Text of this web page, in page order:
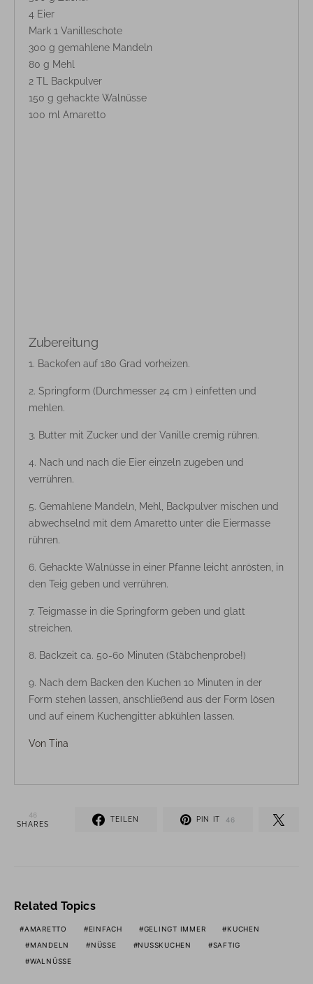
4 Eier
Mark 1 Vanilleschote
300 g gemahlene Mandeln
80 g Mehl
2 TL Backpulver
150 g gehackte Walnüsse
100 ml Amaretto
Zubereitung
Backofen auf 180 Grad vorheizen.
Springform (Durchmesser 24 cm ) einfetten und
mehlen.
Butter mit Zucker und der Vanille cremig rühren.
Nach und nach die Eier einzeln zugeben und
verrühren.
Gemahlene Mandeln, Mehl, Backpulver mischen und
abwechselnd mit dem Amaretto unter die Eiermasse
rühren.
Gehackte Walnüsse in einer Pfanne leicht anrösten, in
den Teig geben und verrühren.
Teigmasse in die Springform geben und glatt
streichen.
Backzeit ca. 50-60 Minuten (Stäbchenprobe!)
Nach dem Backen den Kuchen 10 Minuten in der
Form stehen lassen, anschließend aus der Form lösen
und auf einem Kuchengitter abkühlen lassen.
Von Tina
46
SHARES
TEILEN PIN IT 46
Related Topics
AMARETTO EINFACH GELINGT IMMER
KUCHEN
MANDELN
NÜSSE NUSSKUCHEN
SAFTIG
WALNÜSSE